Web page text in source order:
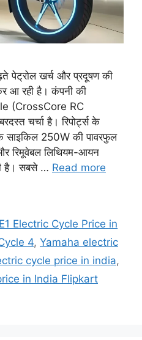
पेट्रोल खर्च और प्रदूषण की
आ रही है। कंपनी की
(CrossCore RC
चर्चा है। रिपोर्ट्स के
साइकिल 250W की पावरफुल
रिमूवेबल लिथियम-आयन
है। सबसे … Read more
Electric Cycle Price in
4, Yamaha electric
cycle price in india,
in India Flipkart